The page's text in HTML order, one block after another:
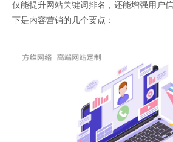
仅能提升网站关键词排名，还能增强用户
下是内容营销的几个要点：